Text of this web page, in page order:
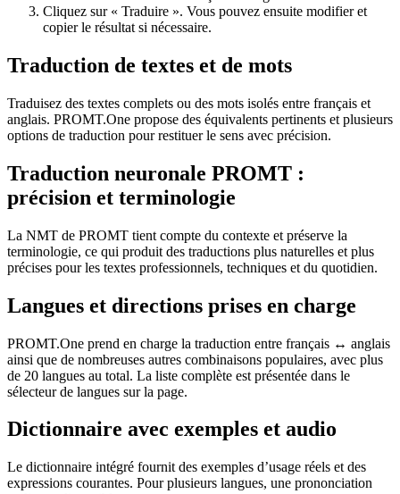
Cliquez sur « Traduire ». Vous pouvez ensuite modifier et
copier le résultat si nécessaire.
Traduction de textes et de mots
Traduisez des textes complets ou des mots isolés entre français et
anglais. PROMT.One propose des équivalents pertinents et plusieurs
options de traduction pour restituer le sens avec précision.
Traduction neuronale PROMT :
précision et terminologie
La NMT de PROMT tient compte du contexte et préserve la
terminologie, ce qui produit des traductions plus naturelles et plus
précises pour les textes professionnels, techniques et du quotidien.
Langues et directions prises en charge
PROMT.One prend en charge la traduction entre français ↔ anglais
ainsi que de nombreuses autres combinaisons populaires, avec plus
de 20 langues au total. La liste complète est présentée dans le
sélecteur de langues sur la page.
Dictionnaire avec exemples et audio
Le dictionnaire intégré fournit des exemples d’usage réels et des
expressions courantes. Pour plusieurs langues, une prononciation